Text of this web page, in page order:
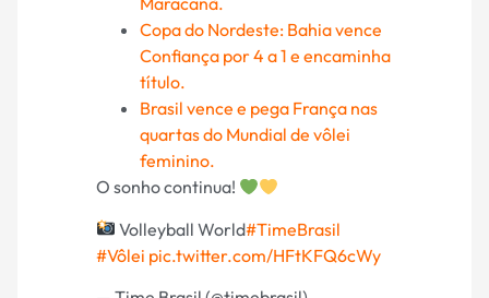
Copa do Nordeste: Bahia vence
Confiança por 4 a 1 e encaminha
título.
Brasil vence e pega França nas
quartas do Mundial de vôlei
feminino.
O sonho continua!
Volleyball World#TimeBrasil
#Vôlei pic.twitter.com/HFtKFQ6cWy